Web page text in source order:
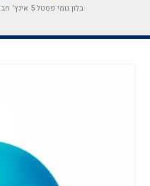
בלון גומי פסטל 5 אינץ' חבילה של 100 יח' MID BLUE 112